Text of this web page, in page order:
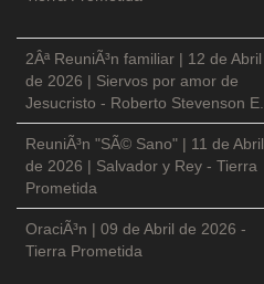
2Âª ReuniÃ³n familiar | 12 de Abril
de 2026 | Siervos por amor de
Jesucristo - Roberto Stevenson E.
ReuniÃ³n "SÃ© Sano" | 11 de Abril
de 2026 | Salvador y Rey - Tierra
Prometida
OraciÃ³n | 09 de Abril de 2026 -
Tierra Prometida